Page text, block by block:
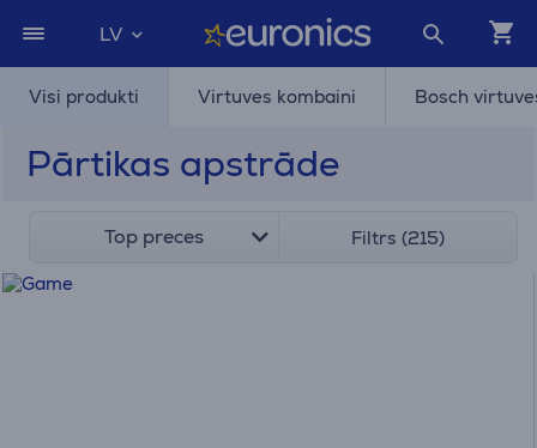
LV
Visi produkti Virtuves kombaini Bosch
Pārtikas apstrāde
Top preces Filtrs (215)